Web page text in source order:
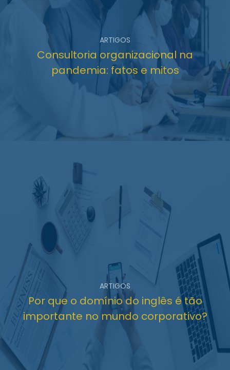
ARTIGOS
Consultoria organizacional na
pandemia: fatos e mitos
ARTIGOS
Por que o domínio do inglês é tão
importante no mundo corporativo?